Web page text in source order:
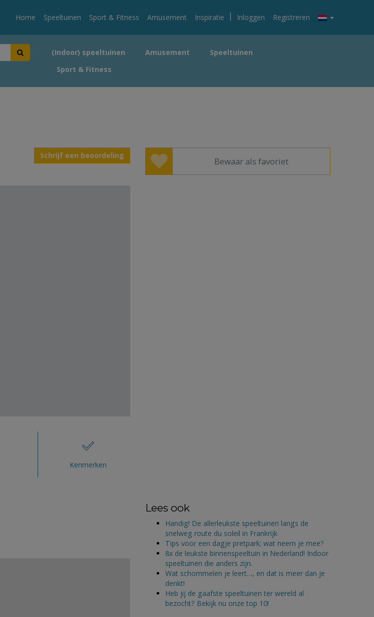
Home Speeltuinen Sport & Fitness Amusement Inspiratie | Inloggen Registreren
(Indoor) speeltuinen Amusement
Speeltuinen
Sport & Fitness
Schrijf een beoordeling
Bewaar als favoriet
Kenmerken
Lees ook
Handig! De allerleukste speeltuinen langs de
snelweg route du soleil in Frankrijk
Tips voor een dagje pretpark; wat neem je mee?
8x de leukste binnenspeeltuin in Nederland! Indoor
speeltuinen die anders zijn.
Wat schommelen je leert…, en dat is meer dan je
denkt!
Heb jij de gaafste speeltuinen ter wereld al
bezocht? Bekijk nu onze top 10!